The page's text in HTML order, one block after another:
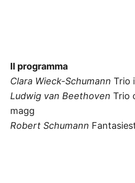
Il programma
Clara Wieck-Schumann Trio
Ludwig van Beethoven Trio
magg
Robert Schumann